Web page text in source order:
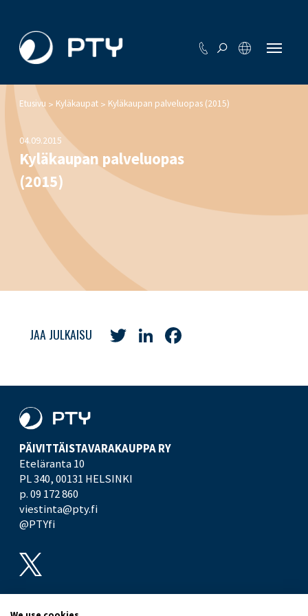
Etusivu > Kyläkaupat > Kyläkaupan palveluopas (2015)
04.09.2015
Kyläkaupan palveluopas
(2015)
JAA JULKAISU TwitterLinkedIn
PÄIVITTÄISTAVARA­KAUPPA RY
Eteläranta 10
PL 340,00131 HELSINKI
p. 09 172 860
viestinta@pty.fi
@PTYfi